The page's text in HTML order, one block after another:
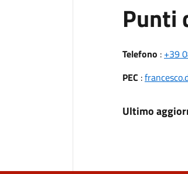
Punti
Telefono : +39
PEC :
Ultimo